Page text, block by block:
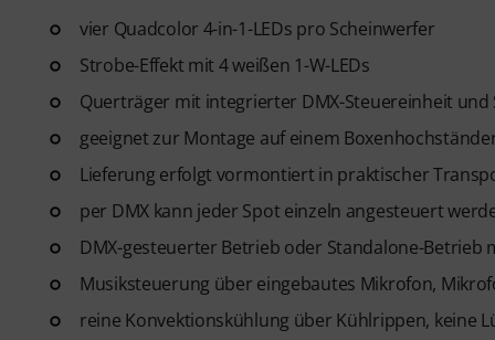
vier Quadcolor 4-in-1-LEDs pro Scheinwerfer
Strobe-Effekt mit 4 weißen 1-W-LEDs
Querträger mit integrierter DMX-Steuereinheit und
geeignet zur Montage auf einem
Lieferung erfolgt vormontiert in praktischer
per DMX kann jeder Spot einzeln angesteuert
DMX-gesteuerter Betrieb oder Standalone-Betrieb
Musiksteuerung über eingebautes Mikrofon,
reine Konvektionskühlung über Kühlrippen, keine